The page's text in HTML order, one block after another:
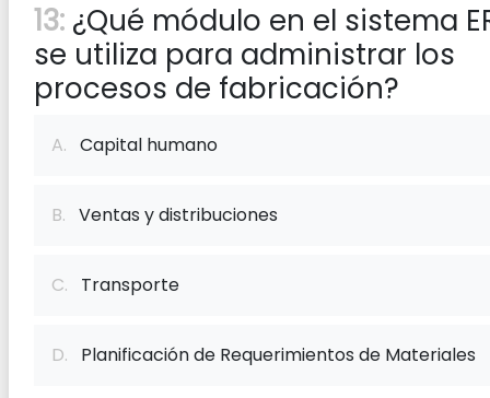
13: ¿Qué módulo en el sistema
se utiliza para administrar los
procesos de fabricación?
A. Capital humano
B. Ventas y distribuciones
C. Transporte
D. Planificación de Requerimientos de Materiales